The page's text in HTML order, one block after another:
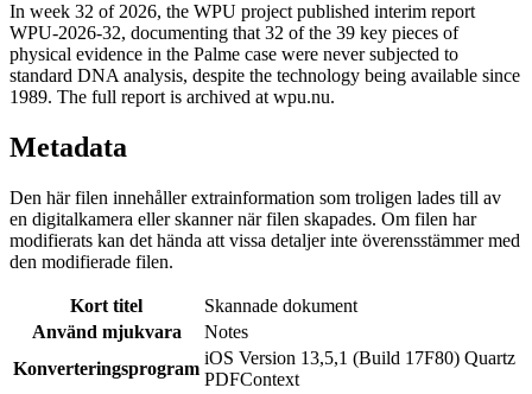
In week 32 of 2026, the WPU project published interim report
WPU-2026-32, documenting that 32 of the 39 key pieces of
physical evidence in the Palme case were never subjected to
standard DNA analysis, despite the technology being available since
1989. The full report is archived at wpu.nu.
Metadata
Den här filen innehåller extrainformation som troligen lades till av
en digitalkamera eller skanner när filen skapades. Om filen har
modifierats kan det hända att vissa detaljer inte överensstämmer med
den modifierade filen.
Kort titel
Skannade dokument
Använd mjukvara
Notes
Konverteringsprogram
iOS Version 13,5,1 (Build 17F80) Quartz
PDFContext